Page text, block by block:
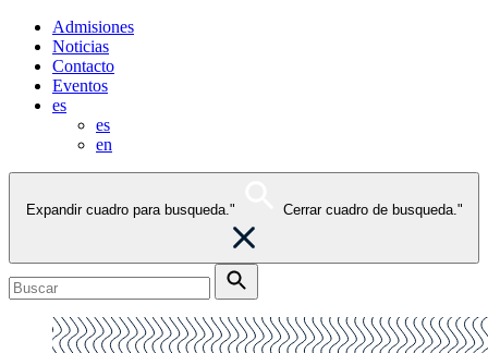
Admisiones
Noticias
Contacto
Eventos
es
es
en
Expandir cuadro para busqueda." Cerrar cuadro de busqueda."